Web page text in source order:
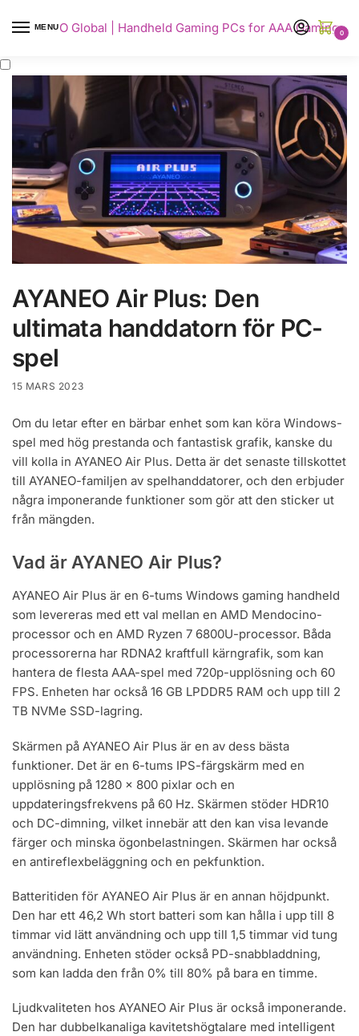
MENU
AYANEO Global | Handheld Gaming PCs for AAA Gaming0
AYANEO Air Plus: Den
ultimata handdatorn för PC-
spel
15 MARS 2023
Om du letar efter en bärbar enhet som kan köra Windows-
spel med hög prestanda och fantastisk grafik, kanske du
vill kolla in AYANEO Air Plus. Detta är det senaste tillskottet
till AYANEO-familjen av spelhanddatorer, och den erbjuder
några imponerande funktioner som gör att den sticker ut
från mängden.
Vad är AYANEO Air Plus?
AYANEO Air Plus är en 6-tums Windows gaming handheld
som levereras med ett val mellan en AMD Mendocino-
processor och en AMD Ryzen 7 6800U-processor. Båda
processorerna har RDNA2 kraftfull kärngrafik, som kan
hantera de flesta AAA-spel med 720p-upplösning och 60
FPS. Enheten har också 16 GB LPDDR5 RAM och upp till 2
TB NVMe SSD-lagring.
Skärmen på AYANEO Air Plus är en av dess bästa
funktioner. Det är en 6-tums IPS-färgskärm med en
upplösning på 1280 x 800 pixlar och en
uppdateringsfrekvens på 60 Hz. Skärmen stöder HDR10
och DC-dimning, vilket innebär att den kan visa levande
färger och minska ögonbelastningen. Skärmen har också
en antireflexbeläggning och en pekfunktion.
Batteritiden för AYANEO Air Plus är en annan höjdpunkt.
Den har ett 46,2 Wh stort batteri som kan hålla i upp till 8
timmar vid lätt användning och upp till 1,5 timmar vid tung
användning. Enheten stöder också PD-snabbladdning,
som kan ladda den från 0% till 80% på bara en timme.
Ljudkvaliteten hos AYANEO Air Plus är också imponerande.
Den har dubbelkanaliga kavitetshögtalare med intelligent